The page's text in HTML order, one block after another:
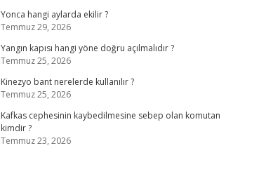
Yonca hangi aylarda ekilir ?
Temmuz 29, 2026
Yangın kapısı hangi yöne doğru açılmalıdır ?
Temmuz 25, 2026
Kinezyo bant nerelerde kullanılır ?
Temmuz 25, 2026
Kafkas cephesinin kaybedilmesine sebep olan komutan
kimdir ?
Temmuz 23, 2026